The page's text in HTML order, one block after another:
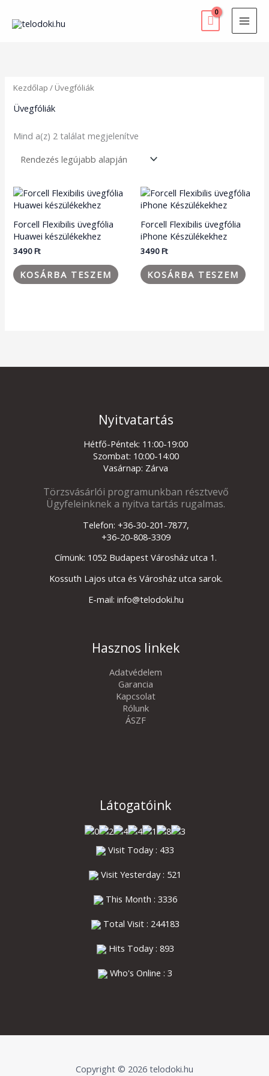
content
Kezdőlap / Üvegfóliák
Üvegfóliák
Mind a(z) 2 találat megjelenítve
Forcell Flexibilis üvegfólia
Huawei készülékekhez
3490Ft
KOSÁRBA TESZEM
Forcell Flexibilis üvegfólia
iPhone Készülékekhez
3490Ft
KOSÁRBA TESZEM
Nyitvatartás
Hétfő-Péntek: 11:00-19:00
Szombat: 10:00-14:00
Vasárnap: Zárva
Törzsvásárlói programunkban résztvevő
Ügyfeleinknek a nyitva tartás rugalmas.
Telefon: +36-30-201-7877,
+36-20-808-3309
Címünk: 1052 Budapest Városház utca 1.
Kossuth Lajos utca és Városház utca sarok.
E-mail: info@telodoki.hu
Hasznos linkek
Adatvédelem
Garancia
Kapcsolat
Rólunk
ÁSZF
Látogatóink
Visit Today : 433
Visit Yesterday : 521
This Month : 3336
Total Visit : 244183
Hits Today : 893
Who's Online : 3
Copyright © 2026 telodoki.hu